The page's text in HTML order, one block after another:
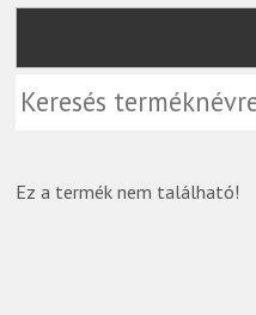
Ez a termék nem található!